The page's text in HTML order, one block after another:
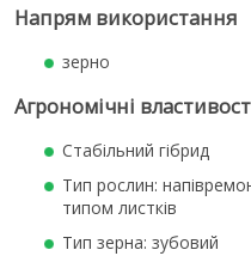
Напрям використання
зерно
Агрономічні
Стабільний гібрид
Тип рослин:
типом листків
Тип зерна: зубовий